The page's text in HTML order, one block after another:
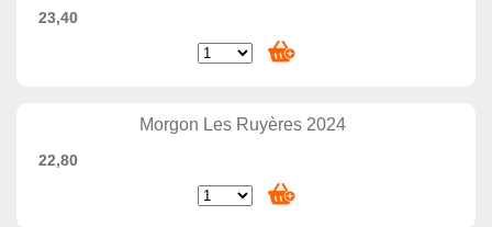
23,40
Morgon Les Ruyères 2024
22,80